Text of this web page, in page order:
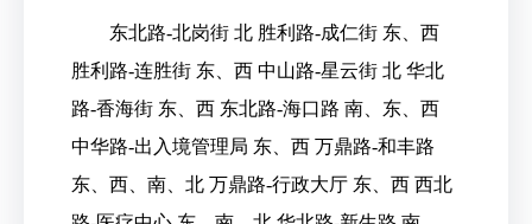
东北路-北岗街 北 胜利路-成仁街 东、西
胜利路-连胜街 东、西 中山路-星云街 北 华北
路-香海街 东、西 东北路-海口路 南、东、西
中华路-出入境管理局 东、西 万鼎路-和丰路
东、西、南、北 万鼎路-行政大厅 东、西 西北